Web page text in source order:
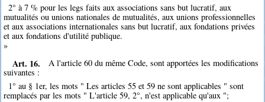
2° à 7 % pour les legs faits aux associations sans but lucratif, aux
mutualités ou unions nationales de mutualités, aux unions professionnelles
et aux associations internationales sans but lucratif, aux fondations privées
et aux fondations d'utilité publique.
»
Art. 16.
A l'article 60 du même Code, sont apportées les modifications
suivantes :
1° au § 1er, les mots " Les articles 55 et 59 ne sont applicables " sont
remplacés par les mots " L'article 59, 2°, n'est applicable qu'aux ";